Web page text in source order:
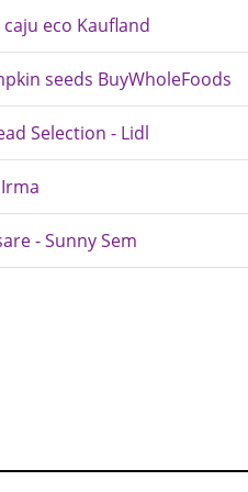
eco Kaufland
seeds BuyWholeFoods
Selection - Lidl
- Sunny Sem